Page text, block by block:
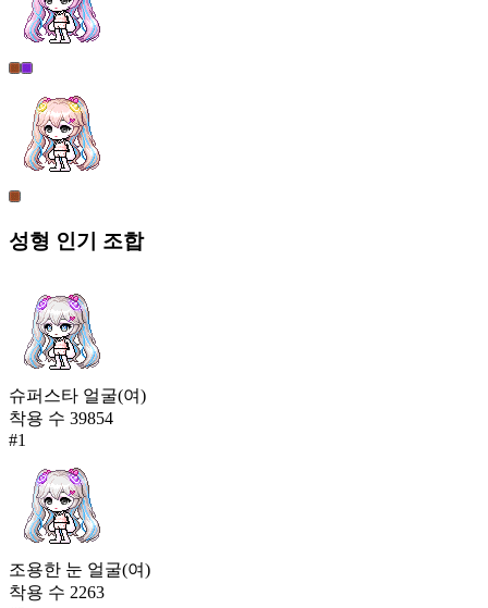
성형 인기 조합
슈퍼스타 얼굴(여)
착용 수 39854
#1
조용한 눈 얼굴(여)
착용 수 2263